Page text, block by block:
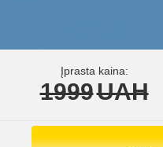
Įprasta kaina:
1999UAH